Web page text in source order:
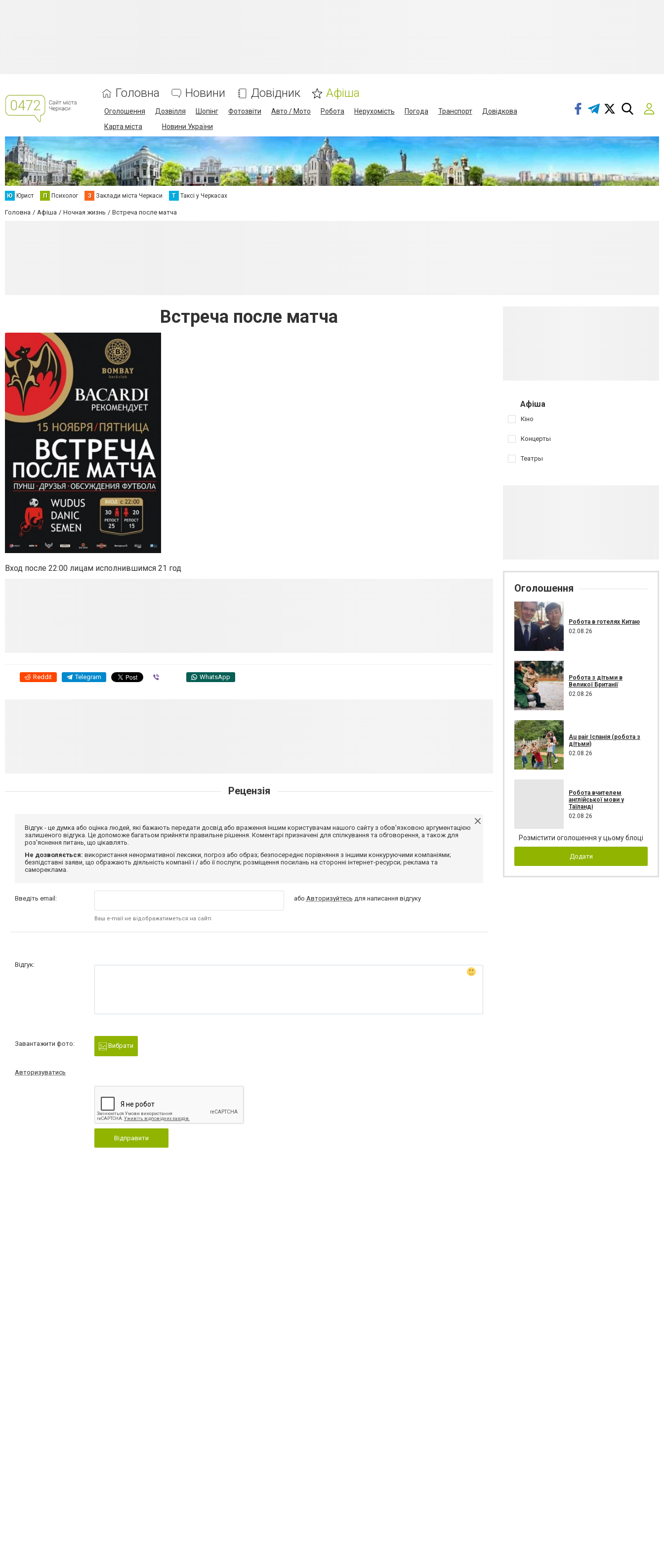
Головна Новини Довідник Афіша
Оголошення Дозвілля Шопінг Фотозвіти Авто / Мото Робота Нерухомість Погода Транспорт
Довідкова
Карта міста
Новини України
Ю Юрист П Психолог З Заклади міста Черкаси Т Таксі у Черкасах
Головна Афіша Ночная жизнь Встреча после матча
Встреча после матча
Вход после 22:00 лицам исполнившимся 21 год
Reddit Telegram WhatsApp
Рецензія
Відгук - це думка або оцінка людей, які бажають передати досвід або враження іншим користувачам нашого сайту з обов'язковою аргументацією
залишеного відгука. Це допоможе багатьом прийняти правильне рішення. Коментарі призначені для спілкування та обговорення, а також для
роз'яснення питань, що цікавлять.
Не дозволяється: використання ненормативної лексики, погроз або образ; безпосереднє порівняння з іншими конкуруючими компаніями;
безпідставні заяви, що ображають діяльність компанії і / або її послуги; розміщення посилань на сторонні інтернет-ресурси; реклама та
самореклама.
Введіть email:
Ваш e-mail не відображатиметься на сайті
або Авторизуйтесь для написання відгуку
Відгук:
Завантажити фото: Вибрати
Авторизуватись
Відправити
Афіша
Кіно
Концерты
Театры
Оголошення
Робота в готелях Китаю
02.08.26
Робота з дітьми в
Великої Британії
02.08.26
Au pair Іспанія (робота з
дітьми)
02.08.26
Робота вчителем
англійської мови у
Таїланді
02.08.26
Розмістити оголошення у цьому блоці
Додати